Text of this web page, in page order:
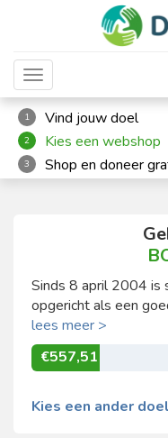
Toggle navigation
1 Vind jouw doel
2 Kies een webshop
3 Shop en doneer
Sinds 8 april 2004 is
opgericht als een
lees meer >
€557,51
Kies een ander doel